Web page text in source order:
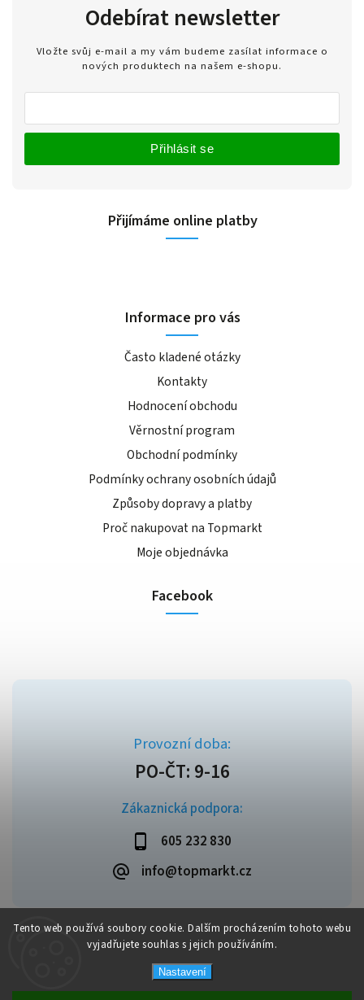
Tento web používá soubory cookie. Dalším procházením tohoto webu
vyjadřujete souhlas s jejich používáním.
Nastavení
Zákaznická podpora:
605 232 830
info@topmarkt.cz
Odebírat newsletter
Vložte svůj e-mail a my vám budeme zasílat informace o
nových produktech na našem e-shopu.
Přihlásit se
Přijímáme online platby
Informace pro vás
Často kladené otázky
Kontakty
Hodnocení obchodu
Věrnostní program
Obchodní podmínky
Podmínky ochrany osobních údajů
Způsoby dopravy a platby
Proč nakupovat na Topmarkt
Moje objednávka
Facebook
Copyright 2026 Topmarkt.cz. Všechna práva vyhrazena.
VytvořilShoptet| Design